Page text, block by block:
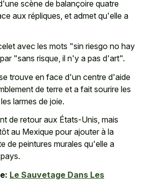
scène de balançoire quatre
aux répliques, et admet qu'elle a
avec les mots "sin riesgo no hay
"sans risque, il n'y a pas d'art".
trouve en face d'un centre d'aide
de terre et a fait sourire les
larmes de joie.
de retour aux États-Unis, mais
au Mexique pour ajouter à la
de peintures murales qu'elle a
Le Sauvetage Dans Les